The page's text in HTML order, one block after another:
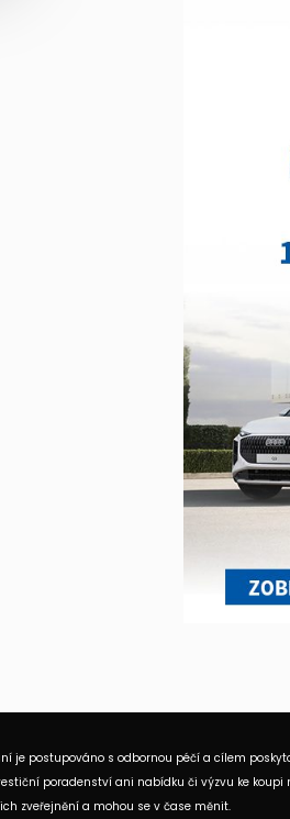
je postupováno s odbornou péčí a cílem
poradenství ani nabídku či výzvu ke koupi
zveřejnění a mohou se v čase měnit.